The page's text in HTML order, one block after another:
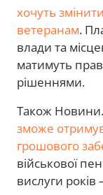
хочуть
ветеранам.
влади та
матимуть
рішеннями.
Також
зможе
грошового
військової
вислуги